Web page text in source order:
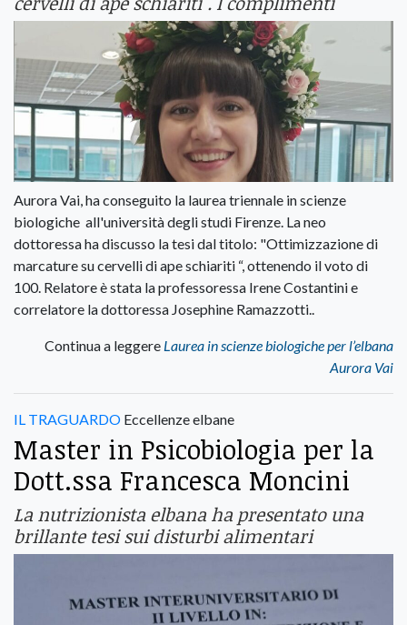
Aurora Vai, ha conseguito la laurea triennale in scienze
biologiche all'università degli studi Firenze. La neo
dottoressa ha discusso la tesi dal titolo: "Ottimizzazione di
marcature su cervelli di ape schiariti “, ottenendo il voto di
100. Relatore è stata la professoressa Irene Costantini e
correlatore la dottoressa Josephine Ramazzotti..
Continua a leggere Laurea in scienze biologiche per l’elbana
Aurora Vai
IL TRAGUARDO Eccellenze elbane
Master in Psicobiologia per la
Dott.ssa Francesca Moncini
La nutrizionista elbana ha presentato una
brillante tesi sui disturbi alimentari